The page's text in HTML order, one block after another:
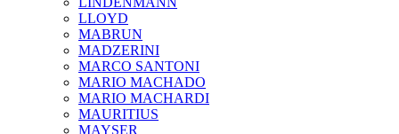
LLOYD
MABRUN
MADZERINI
MARCO SANTONI
MARIO MACHADO
MARIO MACHARDI
MAURITIUS
MAYSER